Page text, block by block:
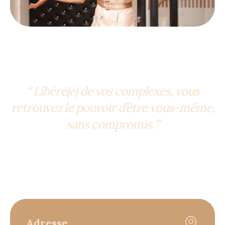
“ Libéré(e) de vos complexes, vous
retrouvez le pouvoir d’être vous-même,
sans compromis. ”